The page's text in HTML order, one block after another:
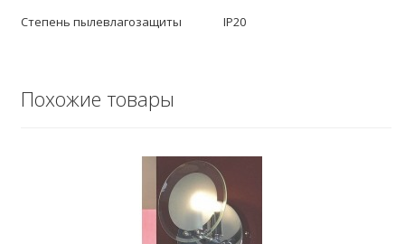
Степень пылевлагозащиты IP20
Похожие товары